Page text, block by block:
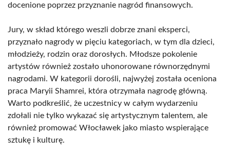
docenione poprzez przyznanie nagród finansowych.
Jury, w skład którego weszli dobrze znani eksperci,
przyznało nagrody w pięciu kategoriach, w tym dla dzieci,
młodzieży, rodzin oraz dorosłych. Młodsze pokolenie
artystów również zostało uhonorowane równorzędnymi
nagrodami. W kategorii dorośli, najwyżej została oceniona
praca Maryii Shamrei, która otrzymała nagrodę główną.
Warto podkreślić, że uczestnicy w całym wydarzeniu
zdołali nie tylko wykazać się artystycznym talentem, ale
również promować Włocławek jako miasto wspierające
sztukę i kulturę.